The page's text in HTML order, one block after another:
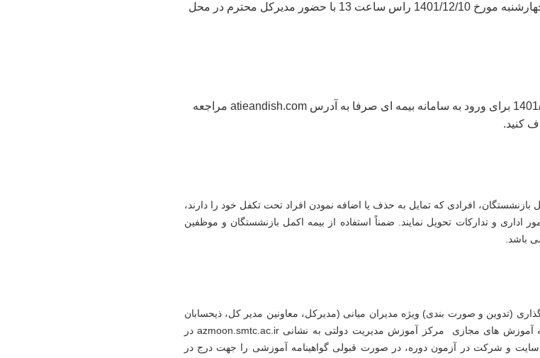
کارگاه آموزشی با موضوع نماز و مهدویت در روز چهارشنبه مورخ 1401/12/10 راس ساعت 13 با حضور مدیرکل محترم در محل
برای ورود به سامانه بیمه ای صرفا به آدرس atieandish.com مراجعه
بازنشستگان، افرادی که تمایل به حذف یا اضافه نمودن افراد تحت تکفل خود را دارند،
اداری و تدارکات تحویل نمایند. ضمناً استفاده از بیمه اکمل بازنشستگان و موظفین
باشد.
(تدوین و صورت بندی) ویژه مدیران میانی (مدیرکل، معاونین مدیر کل، ذیحسابان
آموزش های مجازی مرکز آموزش مدیریت دولتی به نشانی azmoon.smtc.ac.ir
در
و شرکت در آزمون دوره، در صورت قبولی گواهینامه آموزشی را جهت درج در